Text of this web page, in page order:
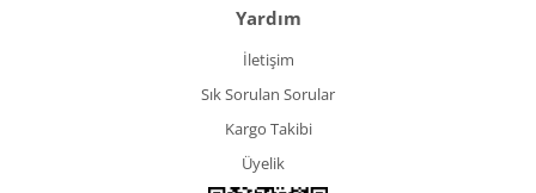
Yardım
İletişim
Sık Sorulan Sorular
Kargo Takibi
Üyelik